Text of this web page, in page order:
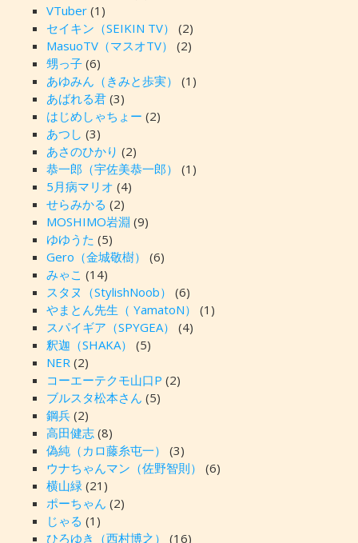
VTuber(1)
セイキン（SEIKIN TV）
(2)
MasuoTV（マスオTV）
(2)
甥っ子(6)
あゆみん（きみと歩実）
(1)
あばれる君(3)
はじめしゃちょー (2)
あつし (3)
あさのひかり (2)
恭一郎（宇佐美恭一郎）
(1)
5月病マリオ (4)
せらみかる (2)
MOSHIMO岩淵 (9)
ゆゆうた (5)
Gero（金城敬樹）
(6)
みゃこ (14)
スタヌ（StylishNoob）
(6)
やまとん先生（ YamatoN）
(1)
スパイギア（SPYGEA）
(4)
釈迦（SHAKA）
(5)
NER(2)
コーエーテクモ山口P (2)
ブルスタ松本さん (5)
鋼兵(2)
高田健志(8)
偽純（カロ藤糸屯一）
(3)
ウナちゃんマン（佐野智則）
(6)
横山緑(21)
ポーちゃん (2)
じゃる (1)
ひろゆき（西村博之）
(16)